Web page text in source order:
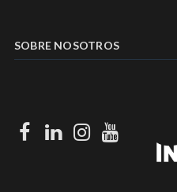
SOBRE NOSOTROS
Facebook
LinkedIn
Instagram
Youtube